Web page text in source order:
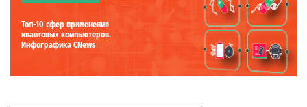
Топ-10 сфер применения
квантовых компьютеров.
Инфографика CNews